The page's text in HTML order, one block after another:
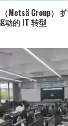
Metsä Group）
动的 IT 转型